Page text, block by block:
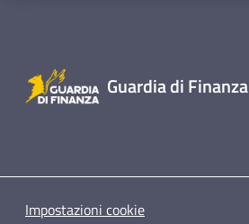
Guardia di Finanza
Impostazioni cookie